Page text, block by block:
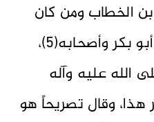
الخطاب ومن كان
معه من الصحابة، وقبله أبو بكر وأصحابه(5)،
الله عليه وآله
وقال تصريحاً هو